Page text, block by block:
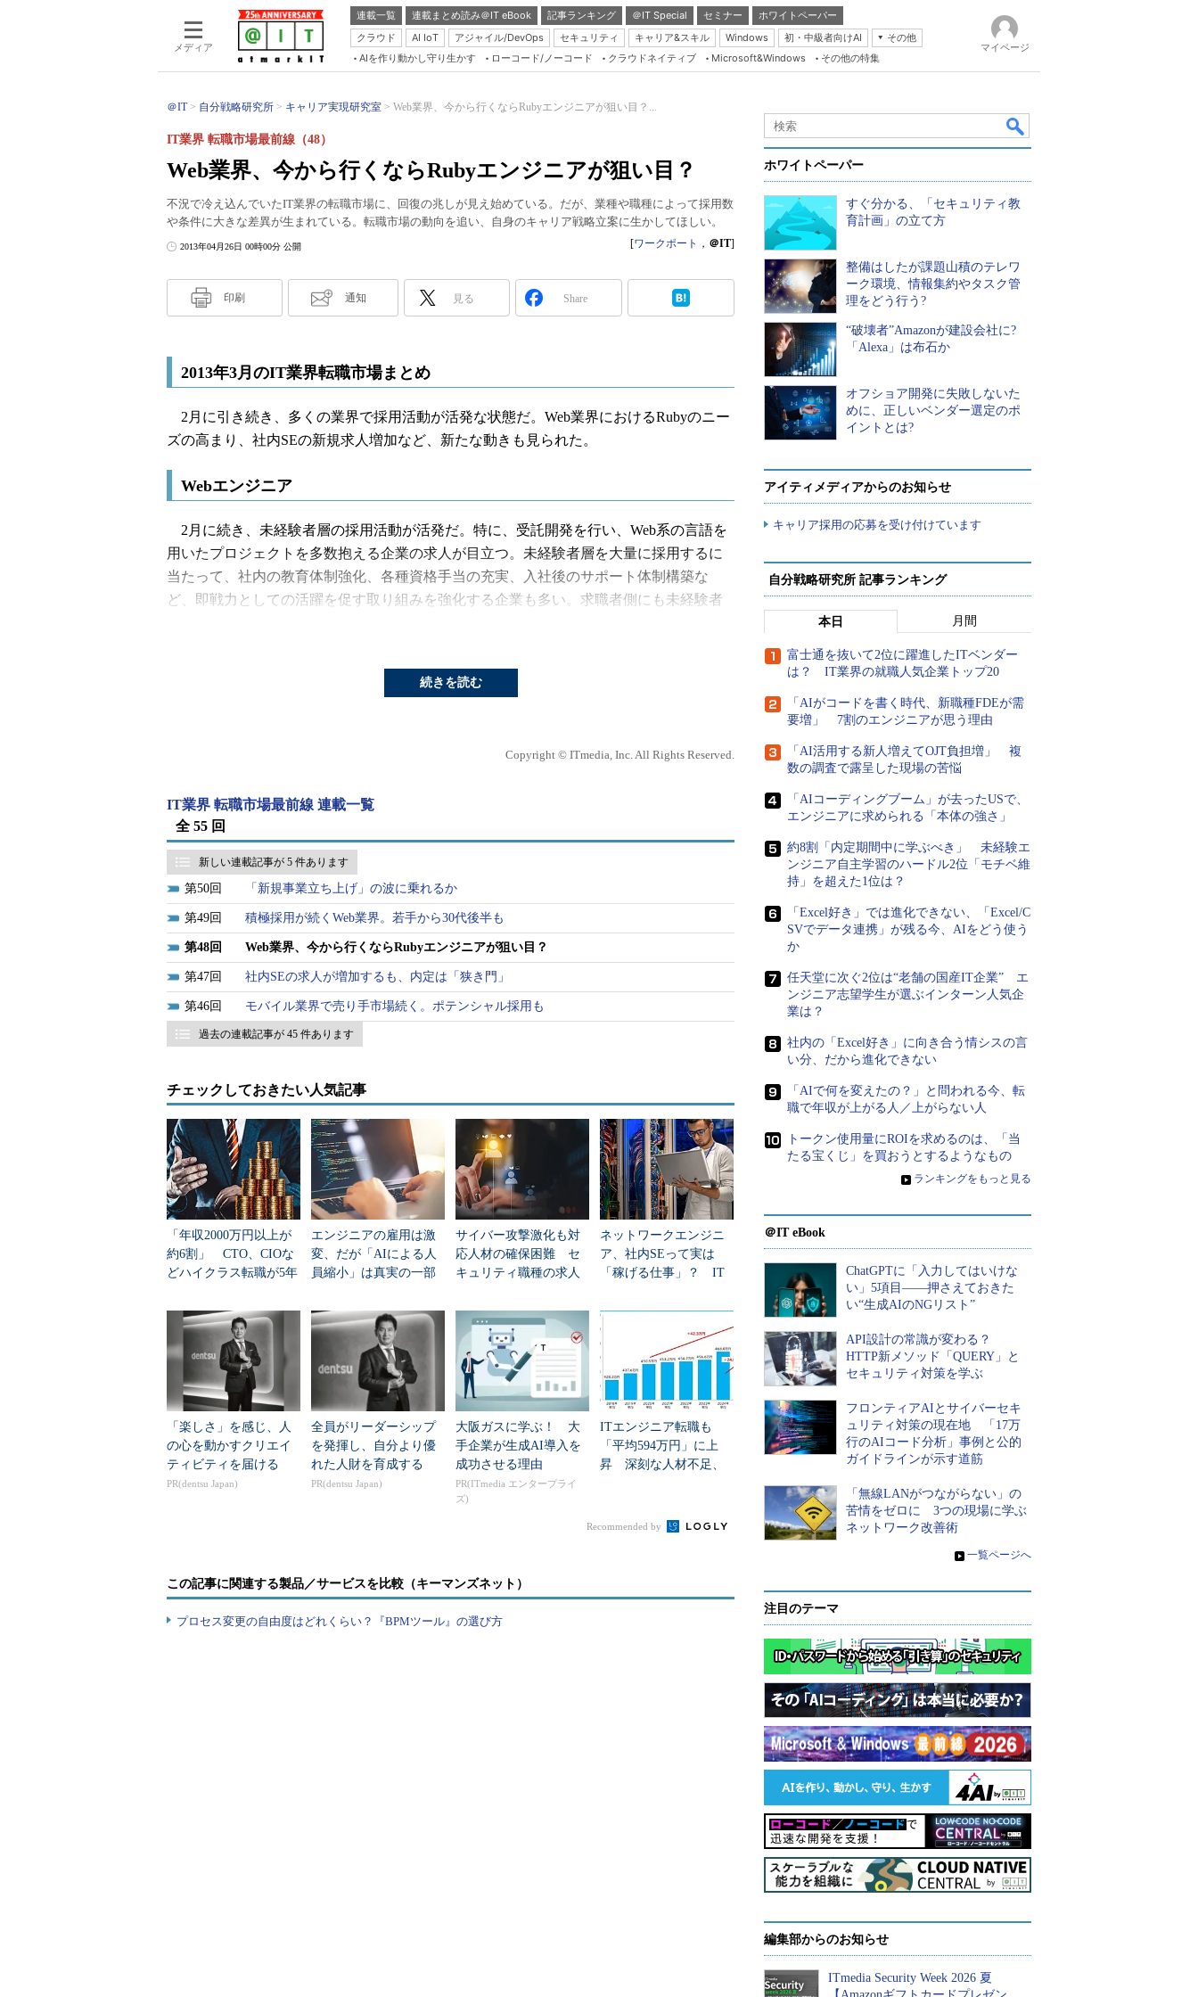
メディア
連載一覧 連載まとめ読み＠IT eBook 記事ランキング ＠IT Special セミナー
ホワイトペーパー
クラウド
AI IoT アジャイル/DevOps セキュリティ キャリア&スキル Windows 初・中級者向けAI
その他
Server & Storage
Database Expert
Linux ＆ OSS
Master of IP Network
Security & Trust
ブログ
AIを作り動かし守り生かす ローコード/ノーコード クラウドネイティブ Microsoft&Windows その他の特集
マイページ
＠IT 自分戦略研究所 キャリア実現研究室 Web業界、今から行くならRubyエンジニアが狙い目？...
Web業界、今から行くならRubyエンジニアが狙い目？
IT業界 転職市場最前線（48）
不況で冷え込んでいたIT業界の転職市場に、回復の兆しが見え始めている。だが、業種や職種によって採用数
や条件に大きな差異が生まれている。転職市場の動向を追い、自身のキャリア戦略立案に生かしてほしい。
2013年04月26日 00時00分 公開 [ワークポート ， ＠IT]
印刷 通知 見る Share
2013年3月のIT業界転職市場まとめ
2月に引き続き、多くの業界で採用活動が活発な状態だ。Web業界におけるRubyのニー
ズの高まり、社内SEの新規求人増加など、新たな動きも見られた。
Webエンジニア
2月に続き、未経験者層の採用活動が活発だ。特に、受託開発を行い、Web系の言語を
用いたプロジェクトを多数抱える企業の求人が目立つ。未経験者層を大量に採用するに
当たって、社内の教育体制強化、各種資格手当の充実、入社後のサポート体制構築な
ど、即戦力としての活躍を促す取り組みを強化する企業も多い。求職者側にも未経験者
界別に見ると、スマートフォン関連やソーシャルゲーム業界であればObjective-C、PHP、
Rubyが追随している状況だ。
スマートフォン開発の求人が好調
iPhoneやAndroid向け開発経験者のニーズが堅調な推移を見せている。求められる開発
経験として、業務上のものだけでなく個人的な活動も対象になる。ポイントとなるのは
ポートフォリオだ。ソースコードを提出する、作品を公開しているWebページのURLを
紹介する、開発で作成された仕様書などを提示しつつ面接の場でアプリの実演をするな
ど、他者に差をつけるべくさまざまな自己PRが展開されている。
業務系エンジニア
金融業界を中心に、流通業界、製造業界、公共関連、保険業界、通信業界などで活発
な採用活動が見られる。ミッションクリティカルなシステム開発が多いため、求職者に
は技術・知識・品質に対する高い意識が求められている。
品質保証に関する職種で就業決定が目立つ
企業側の品質に対する意識が向上していること、年度末にカットオーバーを予定して
いるプロジェクトのテストフェイズに入っている企業が多いことを要因として、品質保
証に関する職種での就業決定が目立つ。コスト削減や顧客の信頼獲得を図る企業は、こ
受託開発企業の就業環境が改善されている
自社サービス企業に比べて志望者が少ない状況にある受託開発企業では、福利厚生を
充実させるとともに就業環境を改善して人材獲得を図っている。残業時間が少ない、退
職金制度や確定拠出年金の制度が手厚いなどの特徴があり、転職を機に1つの企業で長く
働きたいという人は目を向けてみるといいだろう。
を目指したステップアップの転職も増加した。企業側は選考スピードの向上や面接回数
の削減など、優秀な人材をいち早く確保するための多様な施策を展開している。
続きを読む
Copyright © ITmedia, Inc. All Rights Reserved.
IT業界 転職市場最前線 連載一覧
全 55 回
新しい連載記事が 5 件あります
50 「新規事業立ち上げ」の波に乗れるか
49 積極採用が続くWeb業界。若手から30代後半も
48 Web業界、今から行くならRubyエンジニアが狙い目？
47 社内SEの求人が増加するも、内定は「狭き門」
46 モバイル業界で売り手市場続く。ポテンシャル採用も
過去の連載記事が 45 件あります
チェックしておきたい人気記事
「年収2000万円以上が
約6割」 CTO、CIOな
どハイクラス転職が5年
られる人材像は
エンジニアの雇用は激
変、だが「AIによる人
員縮小」は真実の一部
サイバー攻撃激化も対
応人材の確保困難 セ
キュリティ職種の求人
ネットワークエンジニ
ア、社内SEって実は
「稼げる仕事」？ IT
「楽しさ」を感じ、人
の心を動かすクリエイ
ティビティを届ける
PR(dentsu Japan)
全員がリーダーシップ
を発揮し、自分より優
れた人財を育成する
PR(dentsu Japan)
大阪ガスに学ぶ！ 大
手企業が生成AI導入を
成功させる理由
PR(ITmedia エンタープライ
ズ)
ITエンジニア転職も
「平均594万円」に上
昇 深刻な人材不足、
Recommended by
この記事に関連する製品／サービスを比較（キーマンズネット）
プロセス変更の自由度はどれくらい？『BPMツール』の選び方
ホワイトペーパー
すぐ分かる、「セキュリティ教
育計画」の立て方
整備はしたが課題山積のテレワ
ーク環境、情報集約やタスク管
理をどう行う?
“破壊者”Amazonが建設会社に?
「Alexa」は布石か
オフショア開発に失敗しないた
めに、正しいベンダー選定のポ
イントとは?
アイティメディアからのお知らせ
キャリア採用の応募を受け付けています
自分戦略研究所 記事ランキング
本日 月間
富士通を抜いて2位に躍進したITベンダー
は？ IT業界の就職人気企業トップ20
「AIがコードを書く時代、新職種FDEが需
要増」 7割のエンジニアが思う理由
「AI活用する新人増えてOJT負担増」 複
数の調査で露呈した現場の苦悩
「AIコーディングブーム」が去ったUSで、
エンジニアに求められる「本体の強さ」
約8割「内定期間中に学ぶべき」 未経験エ
ンジニア自主学習のハードル2位「モチベ維
持」を超えた1位は？
「Excel好き」では進化できない、「Excel/C
SVでデータ連携」が残る今、AIをどう使う
か
任天堂に次ぐ2位は“老舗の国産IT企業” エ
ンジニア志望学生が選ぶインターン人気企
業は？
社内の「Excel好き」に向き合う情シスの言
い分、だから進化できない
「AIで何を変えたの？」と問われる今、転
職で年収が上がる人／上がらない人
トークン使用量にROIを求めるのは、「当
たる宝くじ」を買おうとするようなもの
» ランキングをもっと見る
＠IT eBook
ChatGPTに「入力してはいけな
い」5項目――押さえておきた
い“生成AIのNGリスト”
API設計の常識が変わる？
HTTP新メソッド「QUERY」と
セキュリティ対策を学ぶ
フロンティアAIとサイバーセキ
ュリティ対策の現在地 「17万
行のAIコード分析」事例と公的
ガイドラインが示す道筋
「無線LANがつながらない」の
苦情をゼロに 3つの現場に学ぶ
ネットワーク改善術
» 一覧ページへ
注目のテーマ
編集部からのお知らせ
ITmedia Security Week 2026 夏